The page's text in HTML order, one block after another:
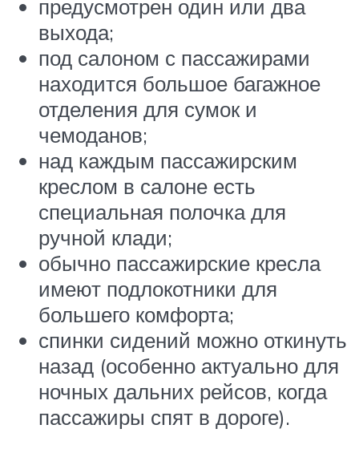
предусмотрен один или два
выхода;
под салоном с пассажирами
находится большое багажное
отделения для сумок и
чемоданов;
над каждым пассажирским
креслом в салоне есть
специальная полочка для
ручной клади;
обычно пассажирские кресла
имеют подлокотники для
большего комфорта;
спинки сидений можно откинуть
назад (особенно актуально для
ночных дальних рейсов, когда
пассажиры спят в дороге).